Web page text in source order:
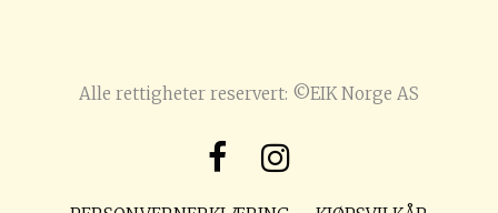
Alle rettigheter reservert: ©EIK Norge AS